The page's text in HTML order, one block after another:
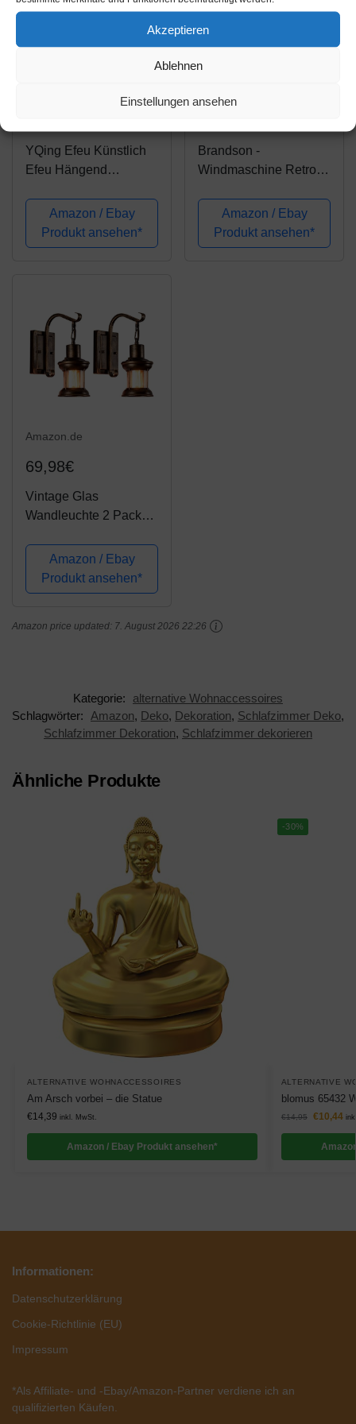
Akzeptieren
Ablehnen
Einstellungen ansehen
YQing Efeu Künstlich
Efeu Hängend
Efeugirlande Künstlich
84 Ft Künstliches Efeu
Hochzeit für Büro,
Amazon / Ebay
Produkt ansehen*
Brandson -
Windmaschine Retro
Ventilator in Kupfer -
Standventilator 50cm -
Bodenventilator - hoher
Amazon / Ebay
Produkt ansehen*
Amazon.de
69,98€
Vintage Glas
Wandleuchte 2 Pack
Wandlampe Retro
Metall Schwarz Malerei
Farbe Wandleuchte für
Schlafzimmer
Amazon / Ebay
Produkt ansehen*
Amazon price updated: 7. August 2026 22:26
Kategorie:
alternative Wohnaccessoires
Schlagwörter:
Amazon, Deko, Dekoration, Schlafzimmer Deko,
Schlafzimmer Dekoration, Schlafzimmer dekorieren
Ähnliche Produkte
ALTERNATIVE WOHNACCESSOIRES
Am Arsch vorbei – die Statue
€14,39 inkl. MwSt.
Amazon / Ebay Produkt ansehen*
-30%
ALTERNATIVE
blomus 65432
€14,95 €10,44
Informationen:
Datenschutzerklärung
Cookie-Richtlinie (EU)
Impressum
*Als Affiliate- und -Ebay/Amazon-Partner verdiene ich an
qualifizierten Käufen.